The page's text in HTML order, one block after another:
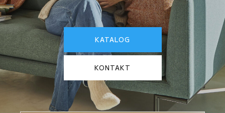
KATALOG
KONTAKT